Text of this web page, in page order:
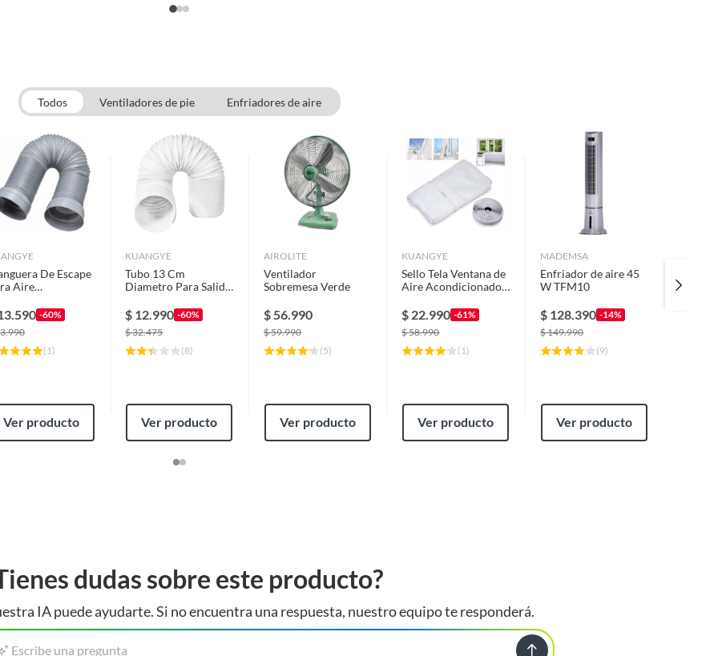
adicionales
adquirir algunos productos de las categorías:
molduras y accesorios, para una mejor organización
Todos Ventiladores de pie Enfriadores de aire
De Escape
Aire
-60%
( 1)
Ver producto
KUANGYE
Tubo 13 Cm
Diametro Para Salida
$ 12.990 -60%
$32.475
(8)
Ver producto
AIROLITE
Ventilador
Sobremesa Verde
$ 56.990
$59.990
(5)
Ver producto
KUANGYE
Sello Tela Ventana de
Aire Acondicionado
$ 22.990 -61%
$58.990
( 1)
Ver producto
MADEMSA
Enfriador de aire 45
W TFM10
$ 128.390 -14%
$149.990
(9)
Ver producto
metro
dudas sobre este producto?
IA puede ayudarte. Si no encuentra una respuesta, nuestro equipo te responderá.
Escribe una pregunta